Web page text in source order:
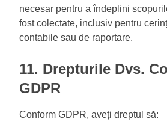
necesar pentru a îndeplini
fost colectate, inclusiv pentru
contabile sau de raportare.
11. Drepturile Dvs.
GDPR
Conform GDPR, aveți dreptul să: